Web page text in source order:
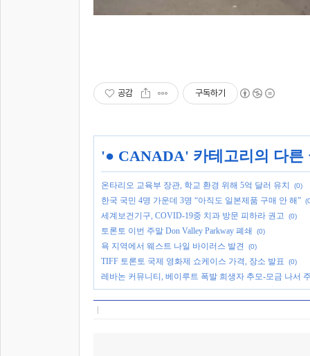
공감 구독하기
'● CANADA' 카테고리의 다른
온타리오 교육부 장관, 학교 환경 위해 5억 달러 유치 (0)
한국 국민 4명 가운데 3명 “아직도 일본제품 구매 안 해”
세계보건기구, COVID-19중 치과 방문 피하라 권고 (0)
토론토 이번 주말 Don Valley Parkway 폐쇄 (0)
욕 지역에서 웨스트 나일 바이러스 발견 (0)
TIFF 토론토 국제 영화제 쇼케이스 가격, 장소 발표 (0)
레바논 커뮤니티, 베이루트 폭발 희생자 추모-모금 나서